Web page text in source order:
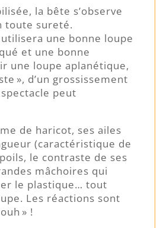
la bête s’observe
toute sureté.
une bonne loupe
et une bonne
une loupe aplanétique,
», d’un grossissement
peut
de haricot, ses ailes
(caractéristique de
le contraste de ses
mâchoires qui
le plastique… tout
Les réactions sont
» !